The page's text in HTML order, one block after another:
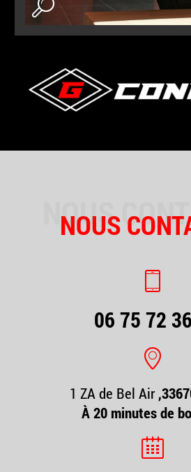
NOUS
NOUS
06 75 72
1 ZA de Bel Air
À 20 minutes de